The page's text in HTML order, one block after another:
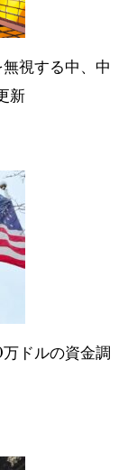
視する中、中
新
ドルの資金調